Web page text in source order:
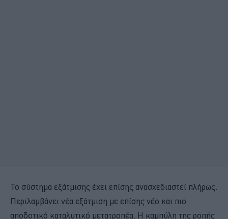
Το σύστημα εξάτμισης έχει επίσης ανασχεδιαστεί πλήρως.
Περιλαμβάνει νέα εξάτμιση με επίσης νέο και πιο
αποδοτικό καταλυτικό μετατροπέα. Η καμπύλη της ροπής